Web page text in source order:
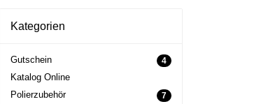
Kategorien
Gutschein 4
Katalog Online
Polierzubehör
7